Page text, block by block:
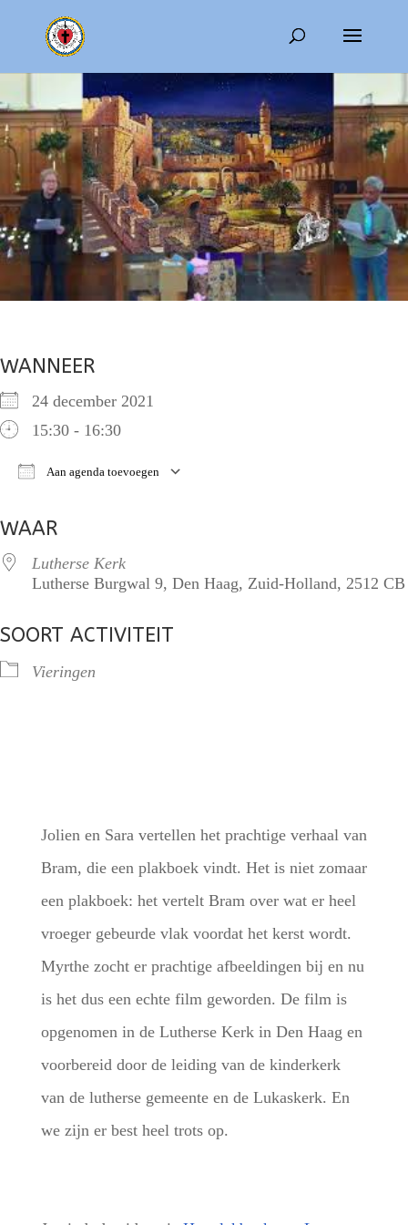
WANNEER
24 december 2021
15:30 - 16:30
Aan agenda toevoegen
WAAR
Lutherse Kerk
Lutherse Burgwal 9, Den Haag, Zuid-Holland, 2512 CB
SOORT ACTIVITEIT
Vieringen
Jolien en Sara vertellen het prachtige verhaal van
Bram, die een plakboek vindt. Het is niet zomaar
een plakboek: het vertelt Bram over wat er heel
vroeger gebeurde vlak voordat het kerst wordt.
Myrthe zocht er prachtige afbeeldingen bij en nu
is het dus een echte film geworden. De film is
opgenomen in de Lutherse Kerk in Den Haag en
voorbereid door de leiding van de kinderkerk
van de lutherse gemeente en de Lukaskerk. En
we zijn er best heel trots op.